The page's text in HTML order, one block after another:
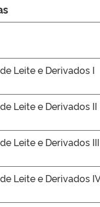
Leite e Derivados I
Leite e Derivados II
Leite e Derivados III
Leite e Derivados